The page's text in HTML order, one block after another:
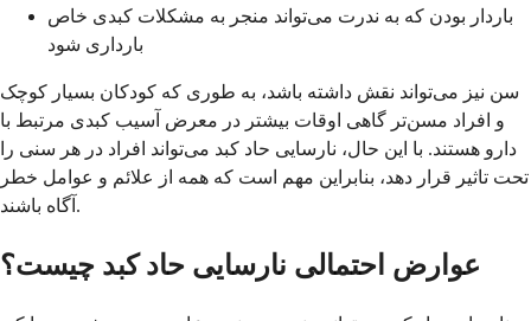
باردار بودن که به ندرت می‌تواند منجر به مشکلات کبدی خاص
بارداری شود
سن نیز می‌تواند نقش داشته باشد، به طوری که کودکان بسیار کوچک
و افراد مسن‌تر گاهی اوقات بیشتر در معرض آسیب کبدی مرتبط با
دارو هستند. با این حال، نارسایی حاد کبد می‌تواند افراد در هر سنی را
تحت تاثیر قرار دهد، بنابراین مهم است که همه از علائم و عوامل خطر
آگاه باشند.
عوارض احتمالی نارسایی حاد کبد چیست؟